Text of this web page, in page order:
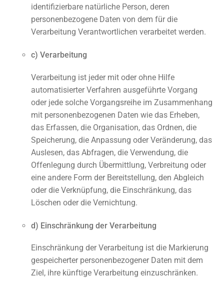
identifizierbare natürliche Person, deren
personenbezogene Daten von dem für die
Verarbeitung Verantwortlichen verarbeitet werden.
c) Verarbeitung
Verarbeitung ist jeder mit oder ohne Hilfe
automatisierter Verfahren ausgeführte Vorgang
oder jede solche Vorgangsreihe im Zusammenhang
mit personenbezogenen Daten wie das Erheben,
das Erfassen, die Organisation, das Ordnen, die
Speicherung, die Anpassung oder Veränderung, das
Auslesen, das Abfragen, die Verwendung, die
Offenlegung durch Übermittlung, Verbreitung oder
eine andere Form der Bereitstellung, den Abgleich
oder die Verknüpfung, die Einschränkung, das
Löschen oder die Vernichtung.
d) Einschränkung der Verarbeitung
Einschränkung der Verarbeitung ist die Markierung
gespeicherter personenbezogener Daten mit dem
Ziel, ihre künftige Verarbeitung einzuschränken.